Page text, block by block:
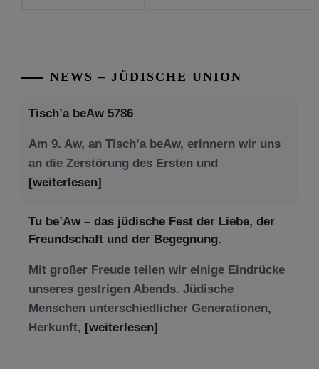
NEWS – JÜDISCHE UNION
Tisch’a beAw 5786
Am 9. Aw, an Tisch’a beAw, erinnern wir uns
an die Zerstörung des Ersten und
[weiterlesen]
Tu be’Aw – das jüdische Fest der Liebe, der
Freundschaft und der Begegnung.
Mit großer Freude teilen wir einige Eindrücke
unseres gestrigen Abends. Jüdische
Menschen unterschiedlicher Generationen,
Herkunft, [weiterlesen]